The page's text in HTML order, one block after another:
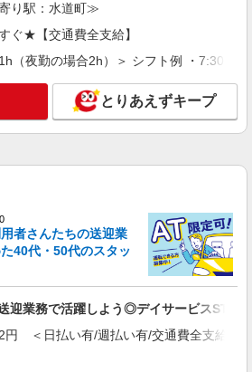
） ※給与幅は経験・能力による
県熊本市中央区 【最寄駅】熊本市電B系統
自宅から通
いエリアなど、お好きな勤務地をお選び下
詳細を見る
紹介予定派遣
円〜 ◆初任者研修・未経験：時給1,320
任者研修・経験者：時給1,350円〜 ◆介
給1,400円〜 ※経験者は3ヶ月以上 ※
県熊本市中央区 【最寄駅】熊本市電A系統
橋」駅 ★マイカー・バイク通勤もOK！
い！！
詳細を見る
CW 熊本支店/ms430101
り駅：水道町≫
ぐ★【交通費全支給】
（夜勤の場合2h）＞ シフト例 ・7:30
とりあえずキープ
者さんたちの送迎業
40代・50代のスタッ
迎業務で活躍しよう◎デイサービスSTAFF
円 ＜日払い有/週払い有/交通費全支給(ガ